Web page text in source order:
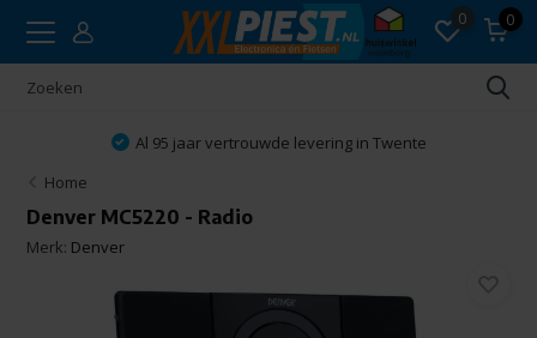
0 0
Al 95 jaar vertrouwde levering in Twente
Home
Denver MC5220 - Radio
Merk: Denver